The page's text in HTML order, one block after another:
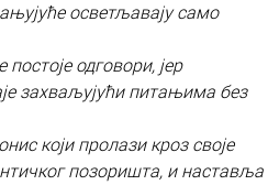
осветљавају само
одговори, јер
захваљујући питањима без
који пролази кроз своје
позоришта, и наставља